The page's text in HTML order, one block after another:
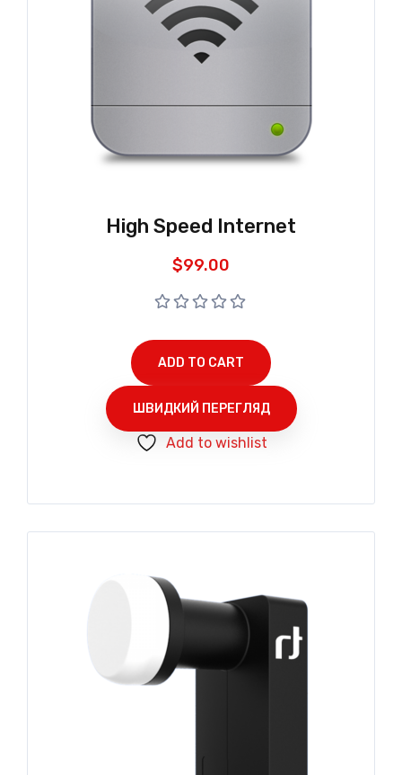
High Speed Internet
$99.00
ADD TO CART
ШВИДКИЙ ПЕРЕГЛЯД
Add to wishlist